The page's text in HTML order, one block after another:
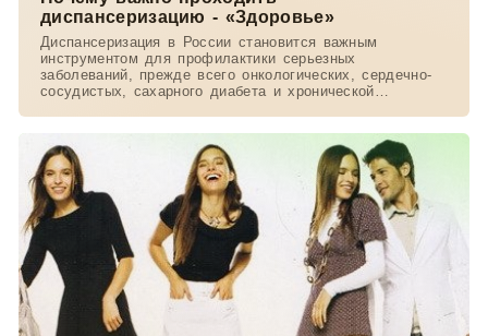
диспансеризацию - «Здоровье»
Диспансеризация в России становится важным
инструментом для профилактики серьезных
заболеваний, прежде всего онкологических, сердечно-
сосудистых, сахарного диабета и хронической